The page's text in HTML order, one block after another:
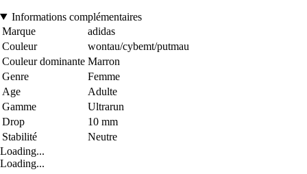
Informations complémentaires
Marque
adidas
Couleur
wontau/cybemt/putmau
Couleur dominante Marron
Genre
Femme
Age
Adulte
Gamme
Ultrarun
Drop
10 mm
Stabilité
Neutre
Loading...
Loading...